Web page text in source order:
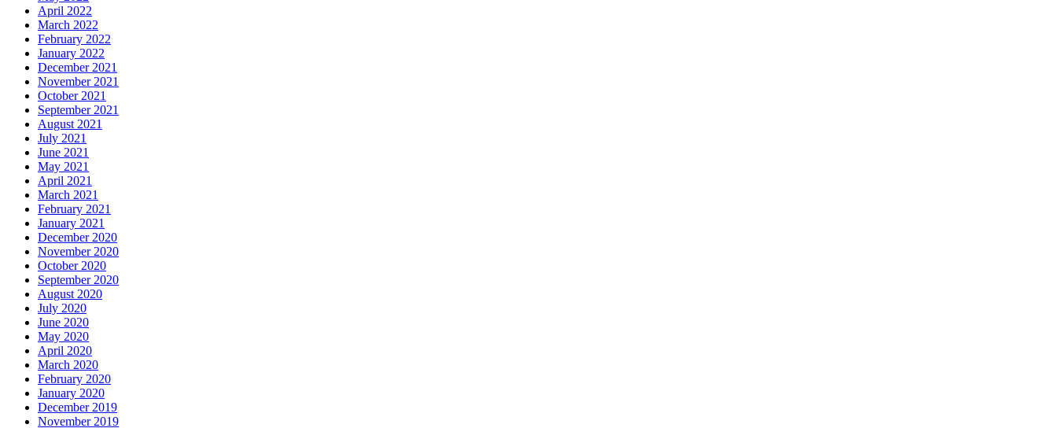
April 2022
March 2022
February 2022
January 2022
December 2021
November 2021
October 2021
September 2021
August 2021
July 2021
June 2021
May 2021
April 2021
March 2021
February 2021
January 2021
December 2020
November 2020
October 2020
September 2020
August 2020
July 2020
June 2020
May 2020
April 2020
March 2020
February 2020
January 2020
December 2019
November 2019